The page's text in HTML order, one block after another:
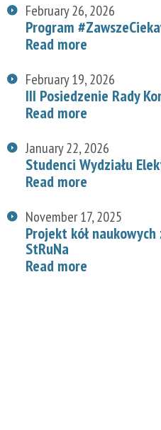
February 26, 2026
Program
Read more
February 19, 2026
III Posiedzenie Rady
Read more
January 22, 2026
Studenci Wydziału
Read more
November 17, 2025
Projekt kół
StRuNa
Read more